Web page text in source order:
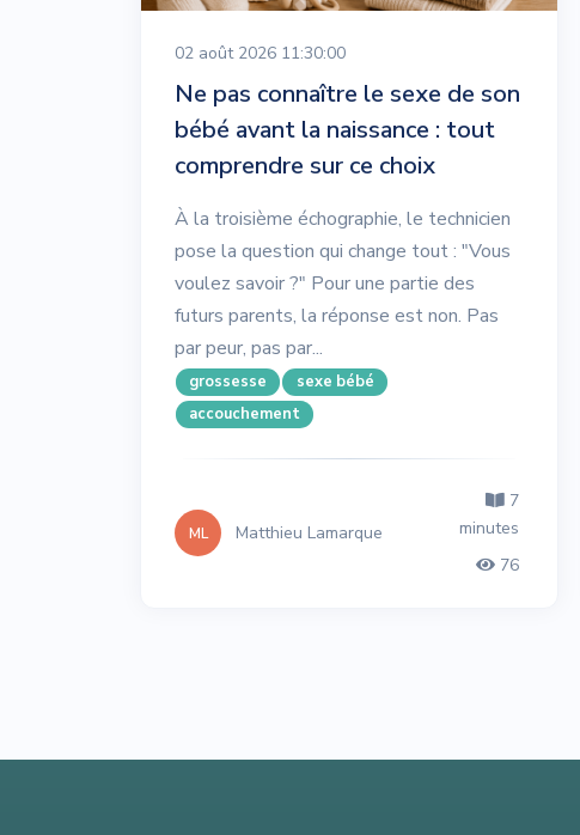
02 août 2026 11:30:00
Ne pas connaître le sexe de son
bébé avant la naissance : tout
comprendre sur ce choix
À la troisième échographie, le technicien
pose la question qui change tout : "Vous
voulez savoir ?" Pour une partie des
futurs parents, la réponse est non. Pas
par peur, pas par...
grossesse
sexe bébé
accouchement
ML Matthieu Lamarque
7
minutes
76